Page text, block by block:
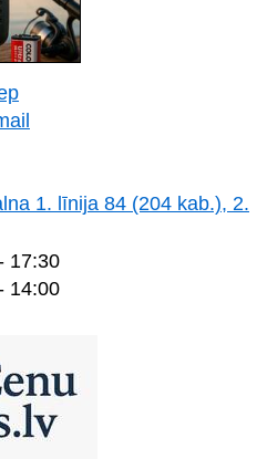
1. līnija 84 (204 kab.), 2.
17:30
14:00